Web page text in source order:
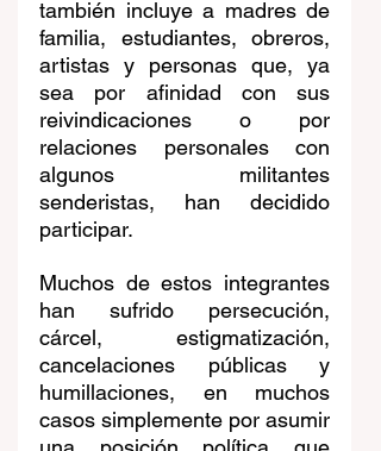
también incluye a madres de
familia, estudiantes, obreros,
artistas y personas que, ya
sea por afinidad con sus
reivindicaciones o por
relaciones personales con
algunos militantes
senderistas, han decidido
participar.
Muchos de estos integrantes
han sufrido persecución,
cárcel, estigmatización,
cancelaciones públicas y
humillaciones, en muchos
casos simplemente por asumir